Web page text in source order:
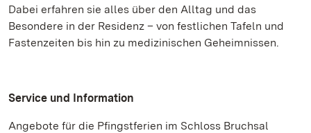
Dabei erfahren sie alles über den Alltag und das
Besondere in der Residenz – von festlichen Tafeln und
Fastenzeiten bis hin zu medizinischen Geheimnissen.
Service und Information
Angebote für die Pfingstferien im Schloss Bruchsal